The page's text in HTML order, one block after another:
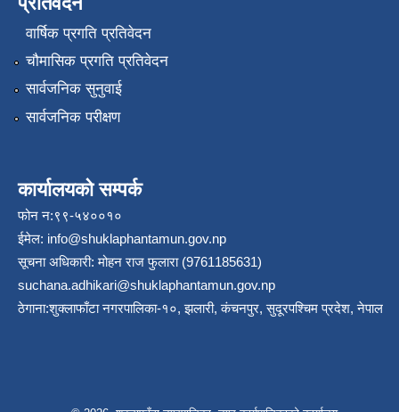
वार्षिक प्रगति प्रतिवेदन
चौमासिक प्रगति प्रतिवेदन
सार्वजनिक सुनुवाई
सार्वजनिक परीक्षण
कार्यालयको सम्पर्क
फोन न:९९-५४००१०
ईमेल: info@shuklaphantamun.gov.np
सूचना अधिकारी: मोहन राज फुलारा (9761185631)
suchana.adhikari@shuklaphantamun.gov.np
ठेगाना:शुक्लाफाँटा नगरपालिका-१०, झलारी, कंचनपुर, सुदूरपश्चिम प्रदेश, नेपाल